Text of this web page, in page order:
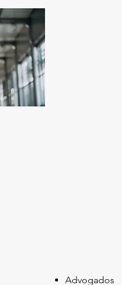
Advogados